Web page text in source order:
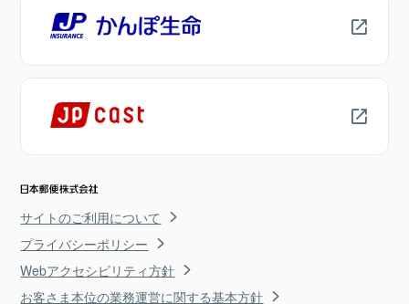
サイトのご利用について
プライバシーポリシー
Webアクセシビリティ方針
お客さま本位の業務運営に関する基本方針